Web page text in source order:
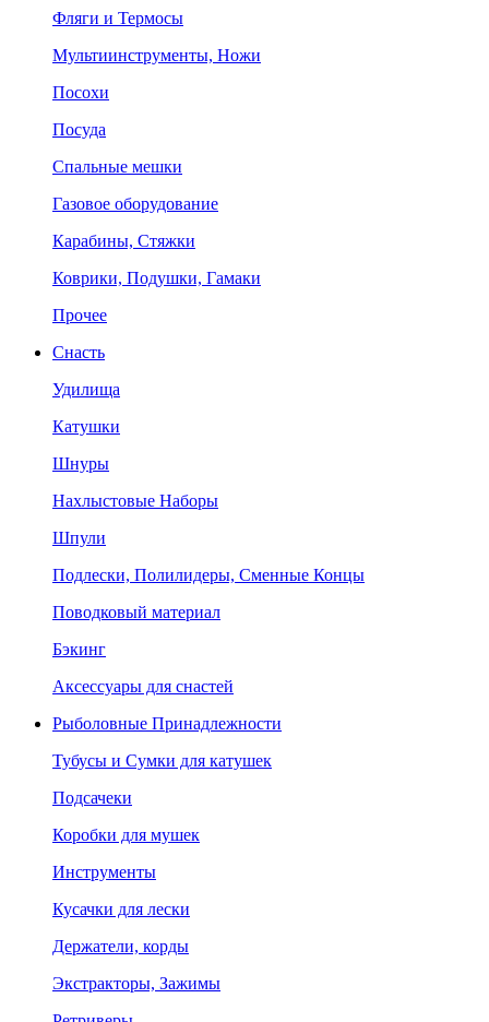
Фляги и Термосы
Мультиинструменты, Ножи
Посохи
Посуда
Спальные мешки
Газовое оборудование
Карабины, Стяжки
Коврики, Подушки, Гамаки
Прочее
Снасть
Удилища
Катушки
Шнуры
Нахлыстовые Наборы
Шпули
Подлески, Полилидеры, Сменные Концы
Поводковый материал
Бэкинг
Аксессуары для снастей
Рыболовные Принадлежности
Тубусы и Сумки для катушек
Подсачеки
Коробки для мушек
Инструменты
Кусачки для лески
Держатели, корды
Экстракторы, Зажимы